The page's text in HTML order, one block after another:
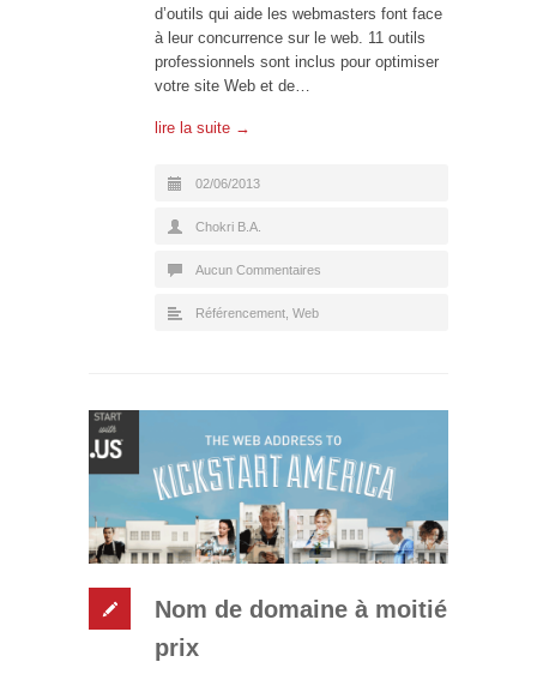
d’outils qui aide les webmasters font face
à leur concurrence sur le web. 11 outils
professionnels sont inclus pour optimiser
votre site Web et de…
lire la suite →
02/06/2013
Chokri B.A.
Aucun Commentaires
Référencement Web
Nom de domaine à moitié
prix